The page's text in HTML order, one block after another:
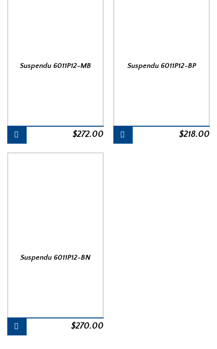
Suspendu 6011P12-MB
$272.00
Suspendu 6011P12-BP
$218.00
Suspendu 6011P12-BN
$270.00